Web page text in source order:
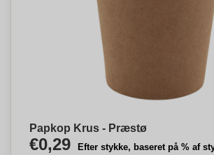
Papkop Krus - Præstø
€0,29 Efter stykke, baseret på % af